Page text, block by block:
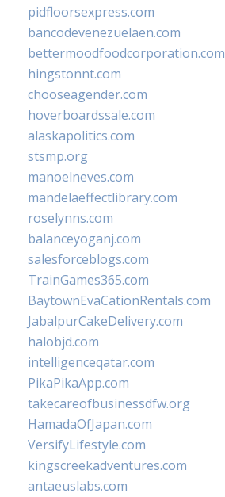
pidfloorsexpress.com
bancodevenezuelaen.com
bettermoodfoodcorporation.com
hingstonnt.com
chooseagender.com
hoverboardssale.com
alaskapolitics.com
stsmp.org
manoelneves.com
mandelaeffectlibrary.com
roselynns.com
balanceyoganj.com
salesforceblogs.com
TrainGames365.com
BaytownEvaCationRentals.com
JabalpurCakeDelivery.com
halobjd.com
intelligenceqatar.com
PikaPikaApp.com
takecareofbusinessdfw.org
HamadaOfJapan.com
VersifyLifestyle.com
kingscreekadventures.com
antaeuslabs.com